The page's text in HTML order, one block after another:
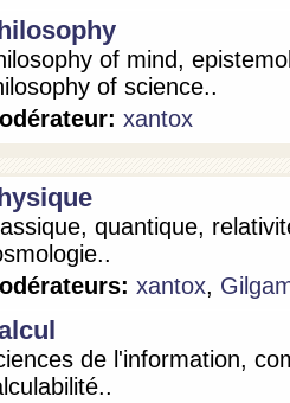
of mind,
of science..
xantox
quantique,
xantox,
de l'information,